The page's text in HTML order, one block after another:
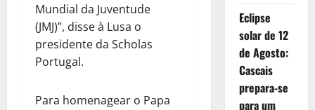
Mundial da Juventude
(JMJ)”, disse à Lusa o
presidente da Scholas
Portugal.
Para homenagear o Papa
Eclipse
solar de 12
de Agosto:
Cascais
prepara-se
para um